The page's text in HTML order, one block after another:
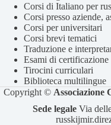
Corsi di Italiano per
Corsi presso aziende,
Corsi per universitari
Corsi brevi tematici
Traduzione e
Esami di certificazione
Tirocini curriculari
Biblioteca multilingue
Copyright ©
Sede legale Via